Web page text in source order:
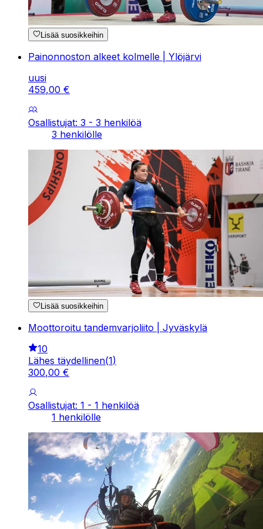
Lisää suosikkeihin
Painonnoston alkeet kolmelle | Ylöjärvi
uusi
459,00 €
Osallistujat: 3 - 3 henkilöä
3 henkilölle
Lisää suosikkeihin
Moottoroitu tandemvarjoliito | Jyväskylä
10
Lähes täydellinen(1)
300,00 €
Osallistujat: 1 - 1 henkilöä
1 henkilölle